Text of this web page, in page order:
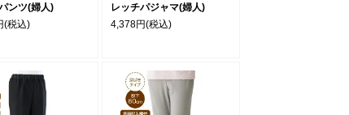
ンツ(婦人)
(税込)
レッチパジャマ(婦人)
4,378円(税込)